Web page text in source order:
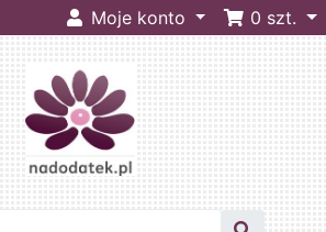
Moje konto 0 szt.